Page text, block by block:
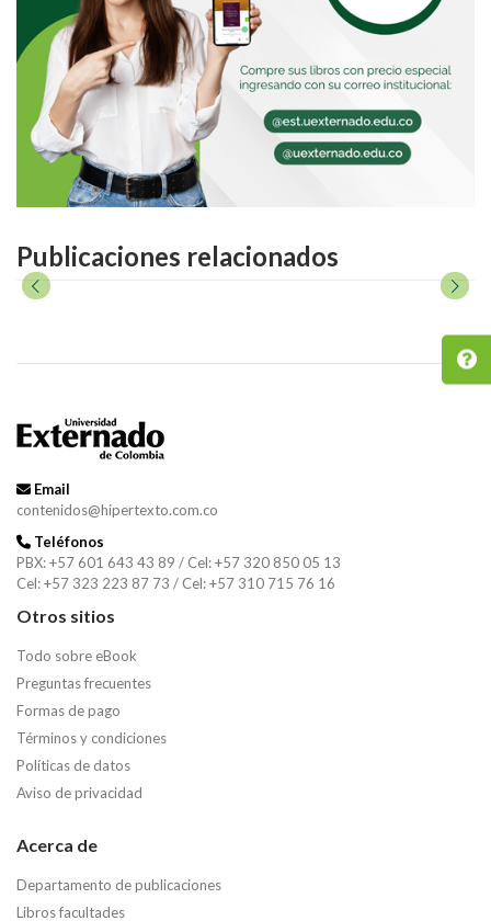
Publicaciones relacionados
Email
contenidos@hipertexto.com.co
Teléfonos
PBX: +57 601 643 43 89 / Cel: +57 320 850 05 13
Cel: +57 323 223 87 73 / Cel: +57 310 715 76 16
Otros sitios
Todo sobre eBook
Preguntas frecuentes
Formas de pago
Términos y condiciones
Políticas de datos
Aviso de privacidad
Acerca de
Departamento de publicaciones
Libros facultades